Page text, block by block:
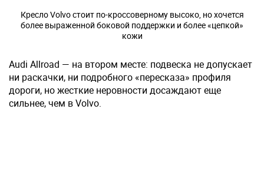
Кресло Volvo стоит по-кроссоверному высоко, но хочется
более выраженной боковой поддержки и более «цепкой»
кожи
Audi Allroad — на втором месте: подвеска не допускает
ни раскачки, ни подробного «пересказа» профиля
дороги, но жесткие неровности досаждают еще
сильнее, чем в Volvo.